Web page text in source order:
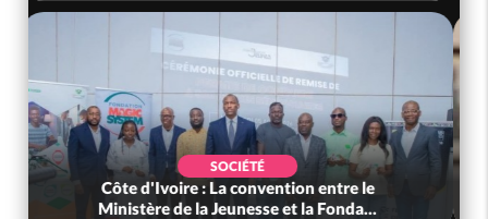
SOCIÉTÉ
Côte d'Ivoire : Peste porcine africaine, le
gouvernement défend les abattag...